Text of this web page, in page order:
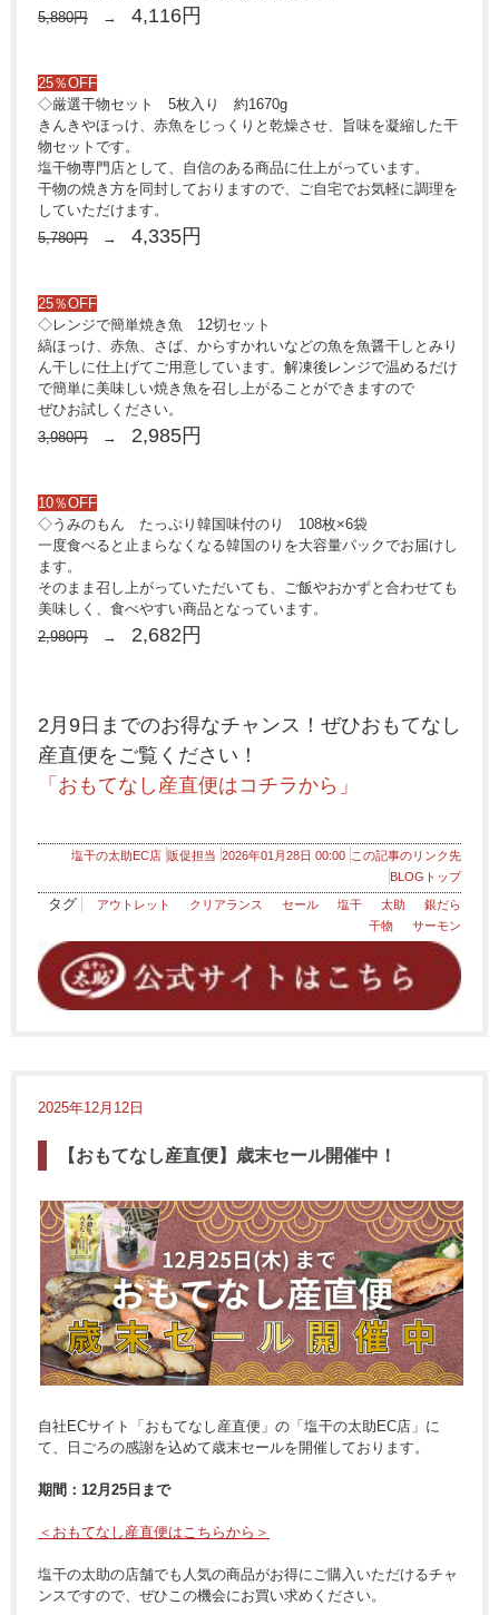
5,880円 → 4,116円
25％OFF
◇厳選干物セット 5枚入り 約1670g
きんきやほっけ、赤魚をじっくりと乾燥させ、旨味を凝縮した干
物セットです。
塩干物専門店として、自信のある商品に仕上がっています。
干物の焼き方を同封しておりますので、ご自宅でお気軽に調理を
していただけます。
5,780円 → 4,335円
25％OFF
◇レンジで簡単焼き魚 12切セット
縞ほっけ、赤魚、さば、からすかれいなどの魚を魚醤干しとみり
ん干しに仕上げてご用意しています。解凍後レンジで温めるだけ
で簡単に美味しい焼き魚を召し上がることができますので
ぜひお試しください。
3,980円 → 2,985円
10％OFF
◇うみのもん たっぷり韓国味付のり 108枚×6袋
一度食べると止まらなくなる韓国のりを大容量パックでお届けし
ます。
そのまま召し上がっていただいても、ご飯やおかずと合わせても
美味しく、食べやすい商品となっています。
2,980円 → 2,682円
2月9日までのお得なチャンス！ぜひおもてなし
産直便をご覧ください！
「おもてなし産直便はコチラから」
塩干の太助EC店 販促担当 2026年01月28日 00:00 この記事のリンク先
BLOGトップ
タグ アウトレット クリアランス セール 塩干 太助
銀だら
干物
サーモン
2025年12月12日
【おもてなし産直便】歳末セール開催中！
自社ECサイト「おもてなし産直便」の「塩干の太助EC店」に
て、日ごろの感謝を込めて歳末セールを開催しております。
期間：12月25日まで
＜おもてなし産直便はこちらから＞
塩干の太助の店舗でも人気の商品がお得にご購入いただけるチャ
ンスですので、ぜひこの機会にお買い求めください。